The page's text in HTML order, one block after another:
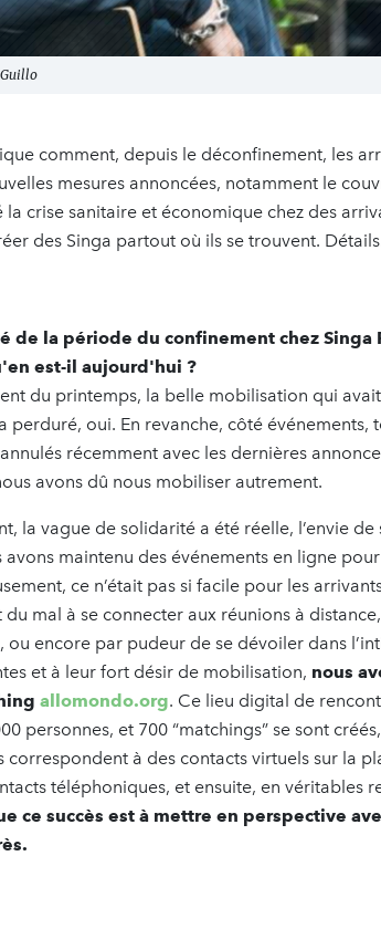
comment, depuis le déconfinement, les
mesures annoncées, notamment le
crise sanitaire et économique chez des
des Singa partout où ils se trouvent.
de la période du confinement chez Singa
est-il aujourd'hui ?
du printemps, la belle mobilisation qui
perduré, oui. En revanche, côté événements,
récemment avec les dernières
avons dû nous mobiliser autrement.
la vague de solidarité a été réelle, l’envie de
avons maintenu des événements en ligne
ce n’était pas si facile pour les
du mal à se connecter aux réunions à
ou encore par pudeur de se dévoiler dans
et à leur fort désir de mobilisation, nous
allomondo.org. Ce lieu digital de
personnes, et 700 “matchings” se sont
correspondent à des contacts virtuels sur la
téléphoniques, et ensuite, en véritables
ce succès est à mettre en perspective